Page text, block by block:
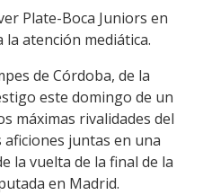
Plate-Boca Juniors en
atención mediática.
de Córdoba, de la
este domingo de un
máximas rivalidades del
juntas en una
la vuelta de la final de la
en Madrid.